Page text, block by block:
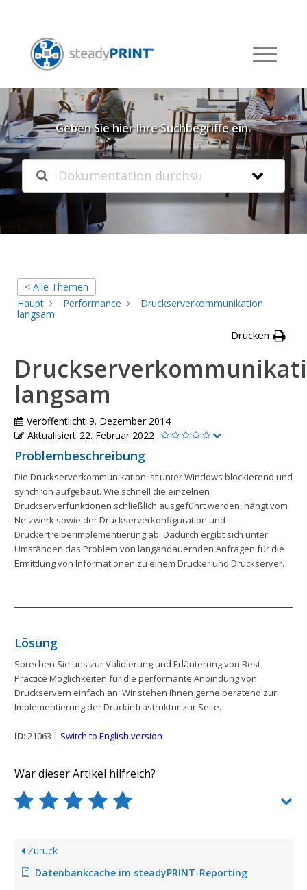
Willkommen in unserer
Knowledgebase
Geben Sie hier Ihre Suchbegriffe ein.
< Alle Themen
Haupt
Performance
Druckserverkommunikation
langsam
Drucken
langsam
Veröffentlicht 9. Dezember 2014
Aktualisiert 22. Februar 2022
Problembeschreibung
Die Druckserverkommunikation ist unter Windows blockierend und
synchron aufgebaut. Wie schnell die einzelnen
Druckserverfunktionen schließlich ausgeführt werden, hängt vom
Netzwerk sowie der Druckserverkonfiguration und
Druckertreiberimplementierung ab. Dadurch ergibt sich unter
Umständen das Problem von langandauernden Anfragen für die
Ermittlung von Informationen zu einem Drucker und Druckserver.
Lösung
Sprechen Sie uns zur Validierung und Erläuterung von Best-
Practice Möglichkeiten für die performante Anbindung von
Druckservern einfach an. Wir stehen Ihnen gerne beratend zur
Implementierung der Druckinfrastruktur zur Seite.
ID: 21063 | Switch to English version
War dieser Artikel hilfreich?
Zurück
Datenbankcache im steadyPRINT-Reporting